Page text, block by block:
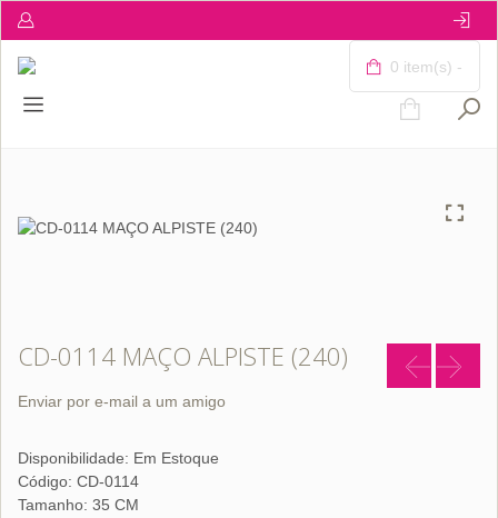
0 item(s) -
CD-0114 MAÇO ALPISTE (240)
Enviar por e-mail a um amigo
Disponibilidade: Em Estoque
Código: CD-0114
Tamanho: 35 CM